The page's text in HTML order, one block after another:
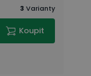
3 Varianty
Koupit